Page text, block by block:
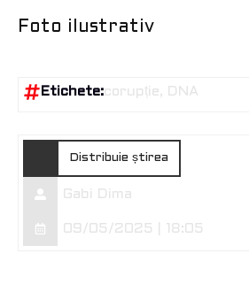
Foto ilustrativ
Etichete:corupție DNA
Distribuie știrea
Gabi Dima
09/05/2025 | 18:05